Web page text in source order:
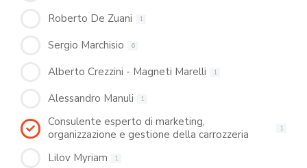
Roberto De Zuani 1
Sergio Marchisio 6
Alberto Crezzini - Magneti Marelli 1
Alessandro Manuli 1
Consulente esperto di marketing,
organizzazione e gestione della carrozzeria
1
Lilov Myriam 1